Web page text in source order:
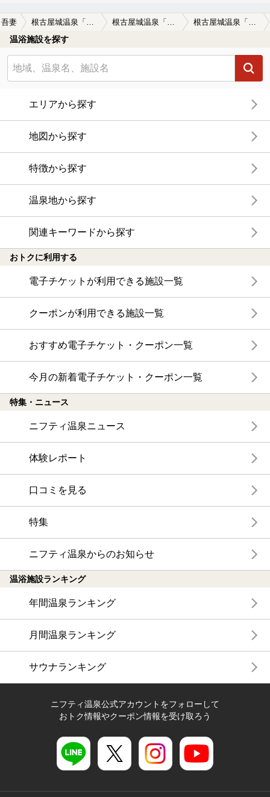
吾妻 根古屋城温泉「根古屋乃湯」(旧根古屋温泉センター） 根古屋城温泉「根古屋乃湯」(旧根古屋温泉センター）の口コミ一覧 根古屋城温泉「根古屋乃湯」(旧根古屋温泉センター）の口コミ 夏の小さな旅 with 美味しい水と良いお湯☆
温浴施設を探す
エリアから探す
地図から探す
特徴から探す
温泉地から探す
関連キーワードから探す
おトクに利用する
電子チケットが利用できる施設一覧
クーポンが利用できる施設一覧
おすすめ電子チケット・クーポン一覧
今月の新着電子チケット・クーポン一覧
特集・ニュース
ニフティ温泉ニュース
体験レポート
口コミを見る
特集
ニフティ温泉からのお知らせ
温浴施設ランキング
年間温泉ランキング
月間温泉ランキング
サウナランキング
ニフティ温泉公式アカウントをフォローして
おトク情報やクーポン情報を受け取ろう